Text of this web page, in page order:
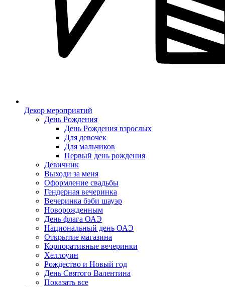
Декор мероприятий
День Рождения
День Рождения взрослых
Для девочек
Для мальчиков
Первый день рождения
Девичник
Выходи за меня
Оформление свадьбы
Гендерная вечеринка
Вечеринка бэби шауэр
Новорожденным
День флага ОАЭ
Национальный день ОАЭ
Открытие магазина
Корпоративные вечеринки
Хеллоуин
Рождество и Новый год
День Святого Валентина
Показать все